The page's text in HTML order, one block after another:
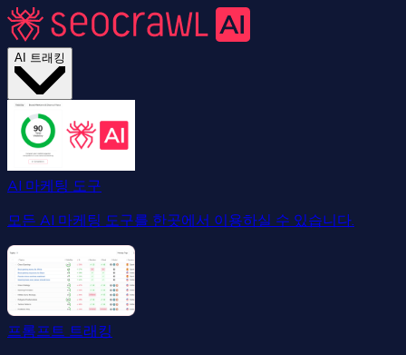
AI 트래킹
AI 마케팅 도구
모든 AI 마케팅 도구를 한곳에서 이용하실 수 있습니다.
프롬프트 트래킹